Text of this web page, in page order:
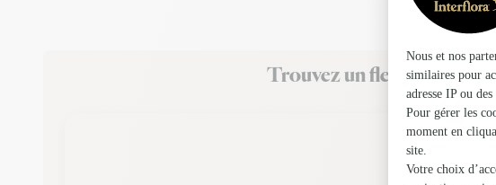
Trouvez un fleuriste